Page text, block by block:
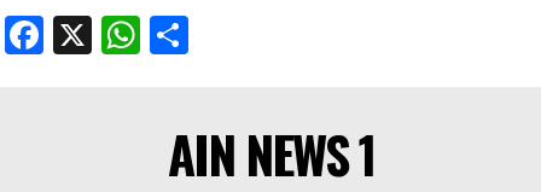
Facebook
X WhatsApp
AIN NEWS 1